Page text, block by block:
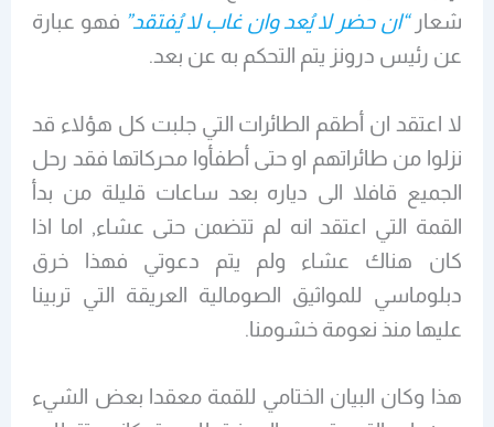
شعار“ان حضر لا يُعد وان غاب لا يُفتقد” فهو عبارة
عن رئيس درونز يتم التحكم به عن بعد.
لا اعتقد ان أطقم الطائرات التي جلبت كل هؤلاء قد
نزلوا من طائراتهم او حتى أطفأوا محركاتها فقد رحل
الجميع قافلا الى دياره بعد ساعات قليلة من بدأ
القمة التي اعتقد انه لم تتضمن حتى عشاء, اما اذا
كان هناك عشاء ولم يتم دعوتي فهذا خرق
دبلوماسي للمواثيق الصومالية العريقة التي تربينا
عليها منذ نعومة خشومنا.
هذا وكان البيان الختامي للقمة معقدا بعض الشيء